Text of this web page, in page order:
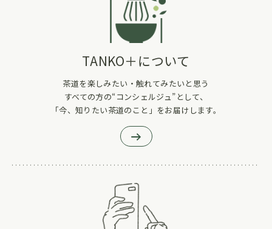
TANKO＋について
茶道を楽しみたい・触れてみたいと思う
すべての方の“コンシェルジュ”として、
「今、知りたい茶道のこと」をお届けします。